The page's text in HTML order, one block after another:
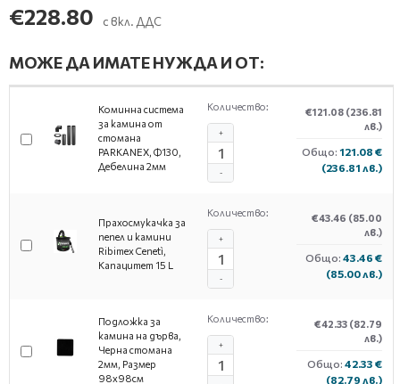
€228.80 с вкл. ДДС
МОЖЕ ДА ИМАТЕ НУЖДА И ОТ:
Коминна система
за камина от
стомана
PARKANEX, Ф130,
Дебелина 2мм
Количество:
-
+
€121.08 (236.81
лв.)
Общо: 121.08 €
(236.81 лв.)
Прахосмукачка за
пепел и камини
Ribimex Cenetì,
Капацитет 15 L
Количество:
-
+
€43.46 (85.00
лв.)
Общо: 43.46 €
(85.00 лв.)
Подложка за
камина на дърва,
Черна стомана
2мм, Размер
98х98см
Количество:
+
€42.33 (82.79
лв.)
Общо: 42.33 €
(82.79 лв.)